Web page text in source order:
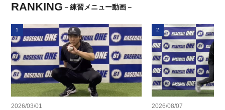
RANKING －練習メニュー動画－
1
2026/03/01
2
2026/08/07